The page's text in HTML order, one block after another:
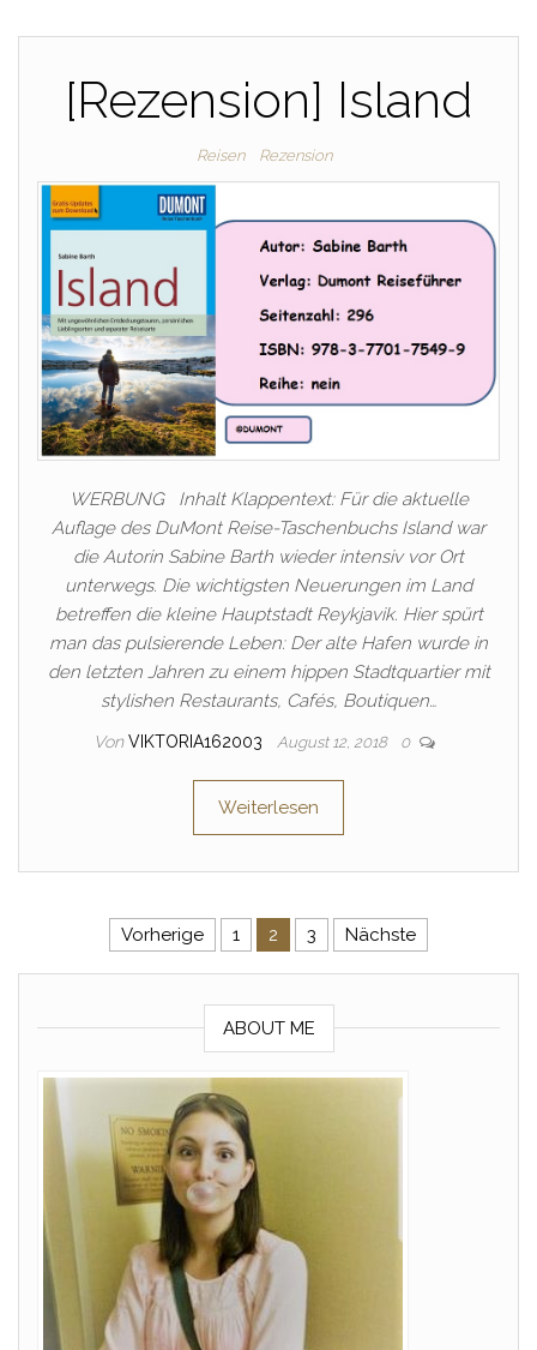
[Rezension] Island
Reisen Rezension
WERBUNG Inhalt Klappentext: Für die aktuelle
Auflage des DuMont Reise-Taschenbuchs Island war
die Autorin Sabine Barth wieder intensiv vor Ort
unterwegs. Die wichtigsten Neuerungen im Land
betreffen die kleine Hauptstadt Reykjavik. Hier spürt
man das pulsierende Leben: Der alte Hafen wurde in
den letzten Jahren zu einem hippen Stadtquartier mit
stylishen Restaurants, Cafés, Boutiquen…
Von VIKTORIA162003 August 12, 2018 0
Weiterlesen
Seitennummerierung der
Vorherige 1 2 3 Nächste
ABOUT ME